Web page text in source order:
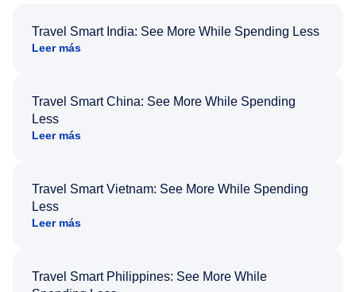
Travel Smart India: See More While Spending Less
Leer más
Travel Smart China: See More While Spending
Less
Leer más
Travel Smart Vietnam: See More While Spending
Less
Leer más
Travel Smart Philippines: See More While